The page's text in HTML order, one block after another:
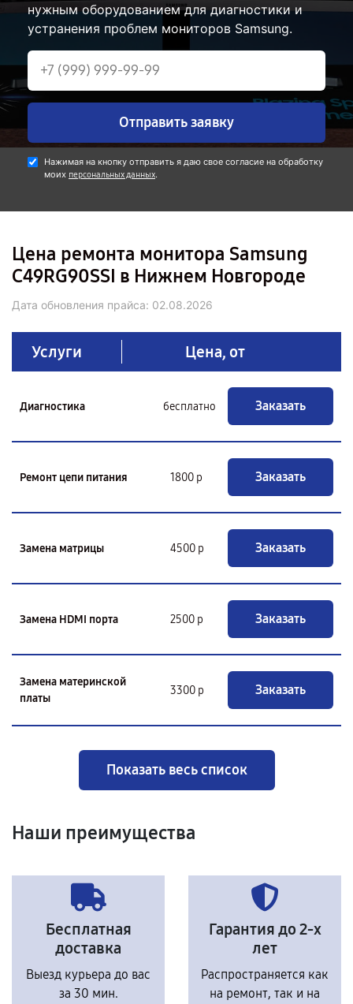
нужным оборудованием для диагностики и
устранения проблем мониторов Samsung.
Отправить заявку
Нажимая на кнопку отправить я даю свое согласие на обработку
моих персональных данных.
Цена ремонта монитора Samsung
C49RG90SSI в Нижнем Новгороде
Дата обновления прайса: 02.08.2026
Услуги Цена, от
Диагностика бесплатно Заказать
Ремонт цепи питания 1800 р Заказать
Замена матрицы 4500 р Заказать
Замена HDMI порта 2500 р Заказать
Замена материнской
платы
3300 р Заказать
Показать весь список
Наши преимущества
Бесплатная
доставка
Выезд курьера до вас
за 30 мин.
Гарантия до 2-х
лет
Распространяется как
на ремонт, так и на